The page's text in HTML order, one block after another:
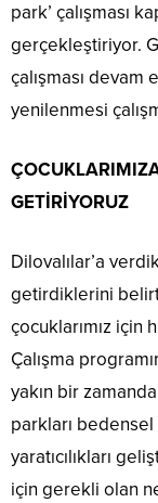
park’ çalışması
gerçekleştiriyor.
çalışması devam
yenilenmesi
GETİRİYORUZ
Dilovalılar’a
getirdiklerini
çocuklarımız
Çalışma
yakın bir
parkları
yaratıcılıkları
için gerekli olan